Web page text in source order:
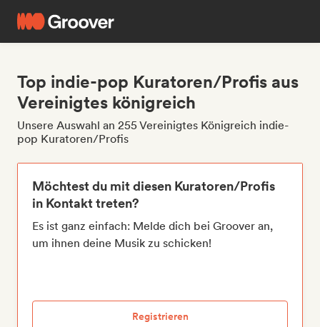
Top indie-pop Kuratoren/Profis aus
Vereinigtes königreich
Unsere Auswahl an 255 Vereinigtes Königreich indie-
pop Kuratoren/Profis
Möchtest du mit diesen Kuratoren/Profis
in Kontakt treten?
Es ist ganz einfach: Melde dich bei Groover an,
um ihnen deine Musik zu schicken!
Registrieren